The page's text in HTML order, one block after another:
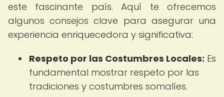
este fascinante país. Aquí te ofrecemos
algunos consejos clave para asegurar una
experiencia enriquecedora y significativa:
Respeto por las Costumbres Locales: Es
fundamental mostrar respeto por las
tradiciones y costumbres somalíes.